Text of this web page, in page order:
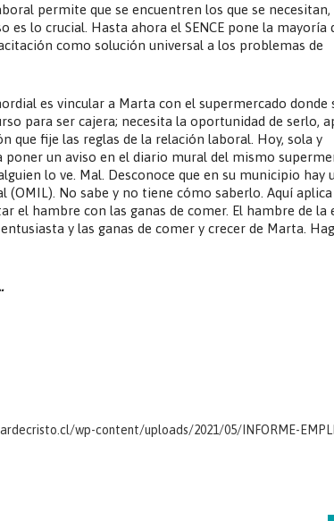
permite que se encuentren los que se
es lo crucial. Hasta ahora el SENCE pone la mayoría
como solución universal a los problemas de
es vincular a Marta con el supermercado donde
para ser cajera; necesita la oportunidad de serlo,
que fije las reglas de la relación laboral. Hoy, sola y
un aviso en el diario mural del mismo
lo ve. Mal. Desconoce que en su municipio hay
No sabe y no tiene cómo saberlo. Aquí aplica
el hambre con las ganas de comer. El hambre de la
y las ganas de comer y crecer de Marta.
wp-content/uploads/2021/05/INFORME-